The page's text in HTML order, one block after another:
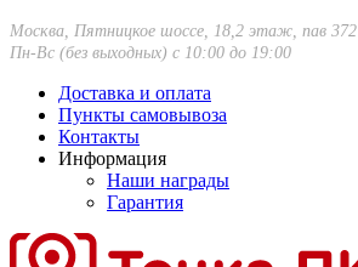
Москва, Пятницкое шоссе, 18,2 этаж, пав 372
Пн-Вс (без выходных) с 10:00 до 19:00
Доставка и оплата
Пункты самовывоза
Контакты
Информация
Наши награды
Гарантия